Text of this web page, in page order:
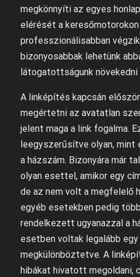
megkönnyíti az egyes
elérését a
professzionálisabban
bizonyosabbak lehetünk
látogatottságunk növekedni
A linképítés kapcsán
megértetni az avatatlan
jelent maga a link fogalma.
leegyszerűsítve olyan,
a házszám. Bizonyára már
olyan esettel, amikor egy
de az nem volt a megfelelő
egyéb esetekben pedig
rendelkezett ugyanazzal a
esetben voltak legalább egy
megkülönböztetve. A
hibákat hivatott megoldani,